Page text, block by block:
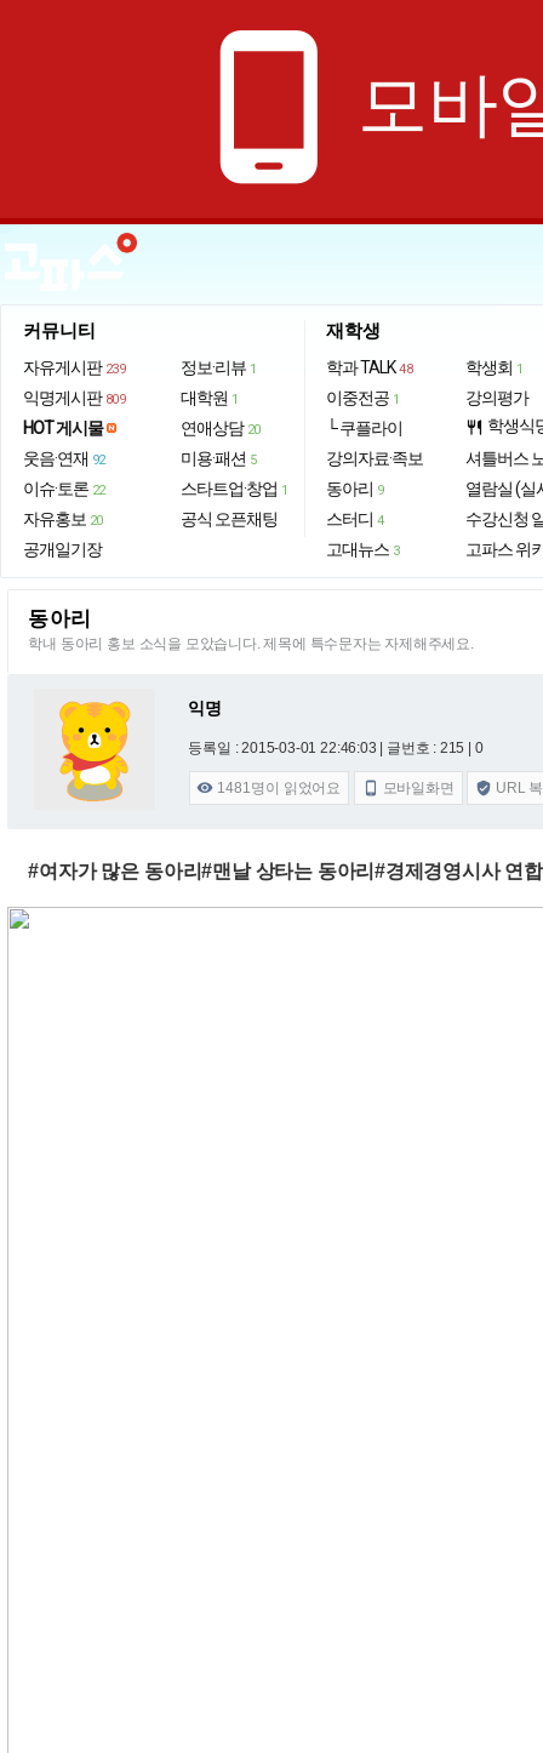
phone_android 모바
커뮤니티
자유게시판 239
익명게시판 809
HOT 게시물
웃음·연재 92
이슈·토론 22
자유홍보 20
공개일기장
정보·리뷰 1
대학원 1
연애상담 20
미용·패션 5
스타트업·창업 1
공식 오픈채팅
재학생
학과 TALK 48
이중전공 1
└ 쿠플라이
강의자료·족보
동아리 9
스터디 4
고대뉴스 3
학생회 1
강의평가
restaurant 학생식
셔틀버스
열람실 (실
수강신청
고파스 위
동아리
학내 동아리 홍보 소식을 모았습니다. 제목에 특수문자는 자제해주세요.
익명
등록일 : 2015-03-01 22:46:03 | 글번호 : 215 | 0
 1481명이 읽었어요  모바일화면  URL
#여자가 많은 동아리#맨날 상타는 동아리#경제경영시사 연